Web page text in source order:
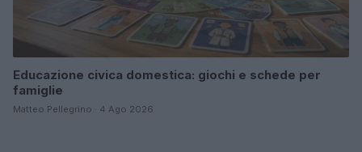
Educazione civica domestica: giochi e schede per
famiglie
Matteo Pellegrino · 4 Ago 2026